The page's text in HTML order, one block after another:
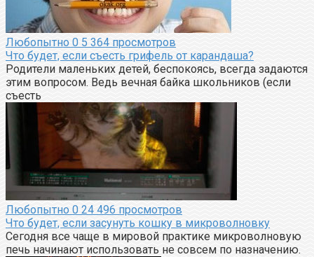
Любопытно 0 5 364 просмотров
Что будет, если съесть грифель от карандаша?
Родители маленьких детей, беспокоясь, всегда задаются
этим вопросом. Ведь вечная байка школьников (если
съесть
Любопытно 0 24 496 просмотров
Что будет, если засунуть кошку в микроволновку
Сегодня все чаще в мировой практике микроволновую
печь начинают использовать не совсем по назначению.